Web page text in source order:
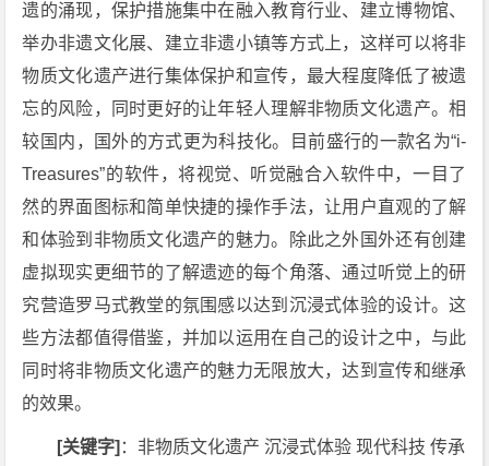
遗的涌现，保护措施集中在融入教育行业、建立博物馆、
举办非遗文化展、建立非遗小镇等方式上，这样可以将非
物质文化遗产进行集体保护和宣传，最大程度降低了被遗
忘的风险，同时更好的让年轻人理解非物质文化遗产。相
较国内，国外的方式更为科技化。目前盛行的一款名为“i-
Treasures”的软件，将视觉、听觉融合入软件中，一目了
然的界面图标和简单快捷的操作手法，让用户直观的了解
和体验到非物质文化遗产的魅力。除此之外国外还有创建
虚拟现实更细节的了解遗迹的每个角落、通过听觉上的研
究营造罗马式教堂的氛围感以达到沉浸式体验的设计。这
些方法都值得借鉴，并加以运用在自己的设计之中，与此
同时将非物质文化遗产的魅力无限放大，达到宣传和继承
的效果。
[关键字] ：非物质文化遗产 沉浸式体验 现代科技 传承